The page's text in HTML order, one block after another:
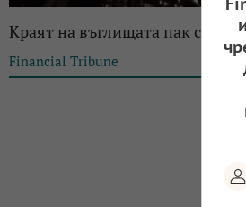
Краят на въглищата пак се
Financial Tribune